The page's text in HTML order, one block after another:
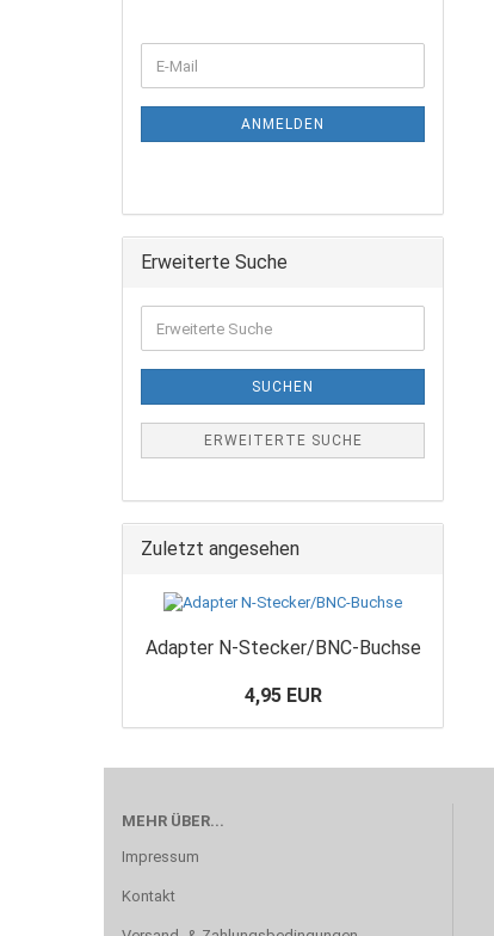
ANMELDEN
Erweiterte Suche
SUCHEN
ERWEITERTE SUCHE
Zuletzt angesehen
Adapter N-Stecker/BNC-Buchse
4,95 EUR
MEHR ÜBER...
Impressum
Kontakt